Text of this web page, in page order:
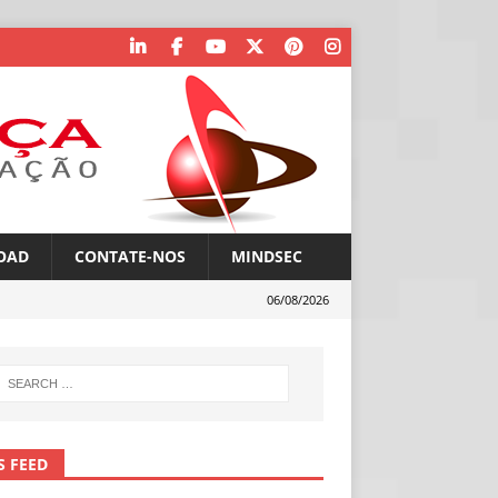
CONTATE-NOS MINDSEC
06/08/2026
FEED